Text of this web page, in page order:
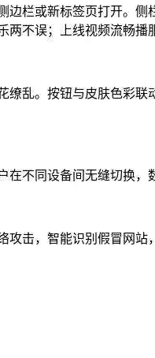
边栏或新标签页打开。
不误；上线视频流畅播
。按钮与皮肤色彩联
同设备间无缝切换，
，智能识别假冒网站